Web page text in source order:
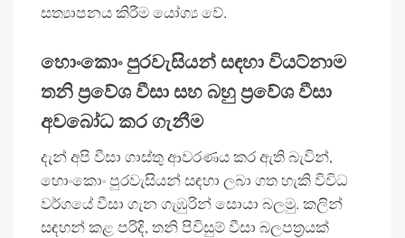
සත්‍යාපනය කිරීම යෝග්‍ය වේ.
හොංකොං පුරවැසියන් සඳහා වියට්නාම
තනි ප්‍රවේශ වීසා සහ බහු ප්‍රවේශ වීසා
අවබෝධ කර ගැනීම
දැන් අපි වීසා ගාස්තු ආවරණය කර ඇති බැවින්,
හොංකොං පුරවැසියන් සඳහා ලබා ගත හැකි විවිධ
වර්ගයේ වීසා ගැන ගැඹුරින් සොයා බලමු. කලින්
සඳහන් කළ පරිදි, තනි පිවිසුම් වීසා බලපත්‍රයක්